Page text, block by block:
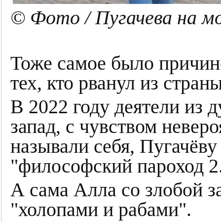
© Фото / Пугачева на
Тоже самое было
тех, кто рванул из
В 2022 году деятели из
запад, с чувством
называли себя,
"философский пароход
А сама Алла со злобой
"холопами и рабами".